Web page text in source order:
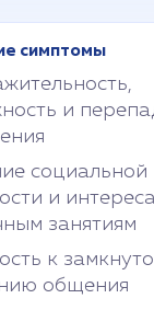
симптомы
и
социальной
и
занятиям
к
общения